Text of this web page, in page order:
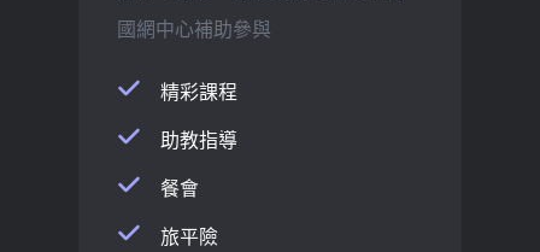
國網中心補助參與
精彩課程
助教指導
餐會
旅平險